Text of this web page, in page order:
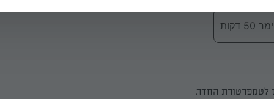
דקות
לטמפרטורת החדר.